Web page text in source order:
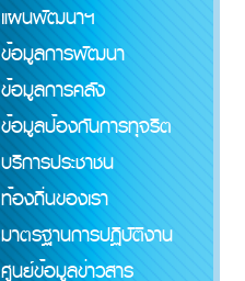
แผนพัฒนาฯ
ข้อมูลการพัฒนา
ข้อมูลการคลัง
ข้อมูลป้องกันการทุจริต
บริการประชาชน
ท้องถิ่นของเรา
มาตรฐานการปฏิบัติงาน
ศูนย์ข้อมูลข่าวสาร